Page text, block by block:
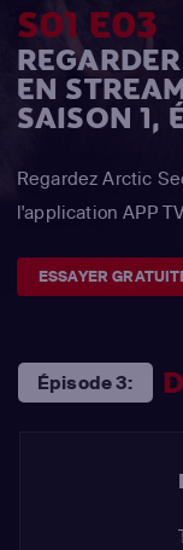
S01 E03
EN
SAISON 1,
Regardez Arctic
l'application APP
ESSAYER
Épisode 3: